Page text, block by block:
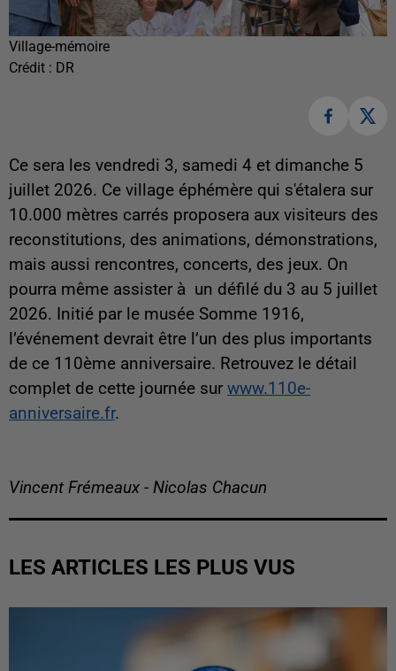
Village-mémoire
Crédit : DR
Ce sera les vendredi 3, samedi 4 et dimanche 5
juillet 2026. Ce village éphémère qui s'étalera sur
10.000 mètres carrés proposera aux visiteurs des
reconstitutions, des animations, démonstrations,
mais aussi rencontres, concerts, des jeux. On
pourra même assister à un défilé du 3 au 5 juillet
2026. Initié par le musée Somme 1916,
l’événement devrait être l’un des plus importants
de ce 110ème anniversaire. Retrouvez le détail
complet de cette journée sur www.110e-
anniversaire.fr.
Vincent Frémeaux - Nicolas Chacun
LES ARTICLES LES PLUS VUS